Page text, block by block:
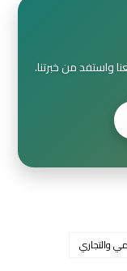
واستفد من خبرتنا.
والتجاري